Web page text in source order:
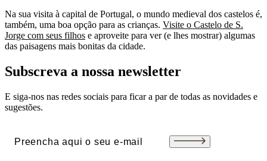
Na sua visita à capital de Portugal, o mundo medieval dos castelos é,
também, uma boa opção para as crianças. Visite o Castelo de S.
Jorge com seus filhos e aproveite para ver (e lhes mostrar) algumas
das paisagens mais bonitas da cidade.
Subscreva a nossa newsletter
E siga-nos nas redes sociais para ficar a par de todas as novidades e
sugestões.
Email(Obrigatório)